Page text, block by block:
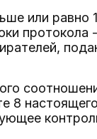
или равно
протокола
8